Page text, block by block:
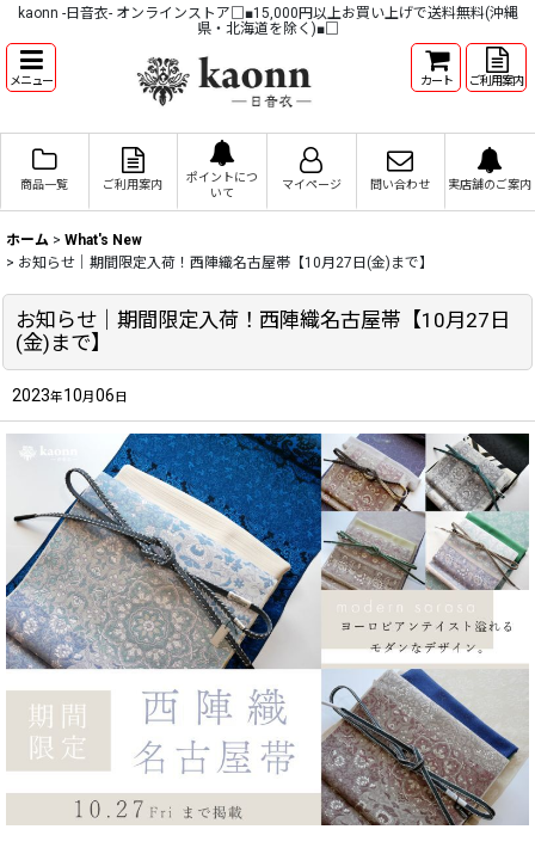
kaonn -日音衣- オンラインストア□■15,000円以上お買い上げで送料無料(沖縄
県・北海道を除く)■□
メニュー カート ご利用案内
商品一覧 ご利用案内
ポイントにつ
いて
マイページ 問い合わせ 実店舗のご案内
ホーム > What's New
> お知らせ｜期間限定入荷！西陣織名古屋帯【10月27日(金)まで】
お知らせ｜期間限定入荷！西陣織名古屋帯【10月27日
(金)まで】
2023年10月06日